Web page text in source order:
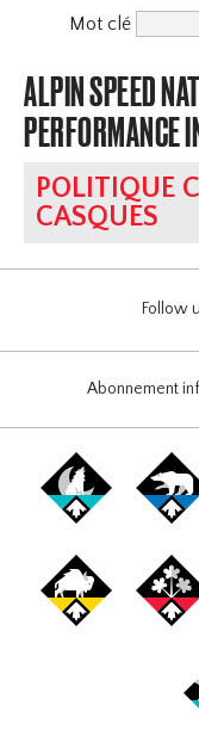
Mot clé
ALPIN SPEED
PERFORMANCE
POLITIQUE
CASQUES
Follow
Abonnement